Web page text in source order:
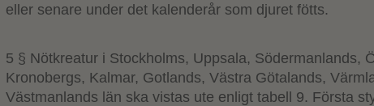
eller senare under det kalenderår som djuret fötts.
5 § Nötkreatur i Stockholms, Uppsala, Södermanlands,
Kronobergs, Kalmar, Gotlands, Västra Götalands,
Västmanlands län ska vistas ute enligt tabell 9. Första